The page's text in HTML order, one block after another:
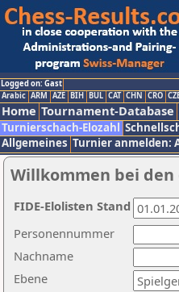
Logged on: Gast
Arabic ARM AZE BIH BUL CAT CHN CRO
Home Tournament-Database
Turnierschach-Elozahl
Allgemeines Turnier anmelden:
Willkommen bei den
Nachname
Ebene
Personennummer
FIDE-Elolisten Stand